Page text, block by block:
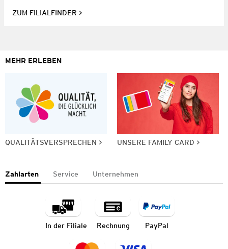
ZUM FILIALFINDER
MEHR ERLEBEN
QUALITÄTSVERSPRECHEN UNSERE FAMILY CARD
Zahlarten Service Unternehmen
In der Filiale Rechnung PayPal